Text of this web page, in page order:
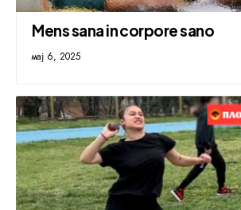
Mens sana in corpore sano
мај 6, 2025